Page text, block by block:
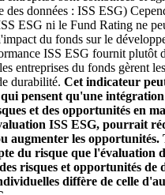
des données : ISS ESG)
ESG ni le Fund Rating ne
du fonds sur le
ISS ESG fournit plutôt
entreprises du fonds gèrent
durabilité. Cet indicateur
qui pensent qu'une
et des opportunités en
ISS ESG, pourrait
augmenter les opportunités.
du risque que l'évaluation
risques et opportunités de
diffère de celle